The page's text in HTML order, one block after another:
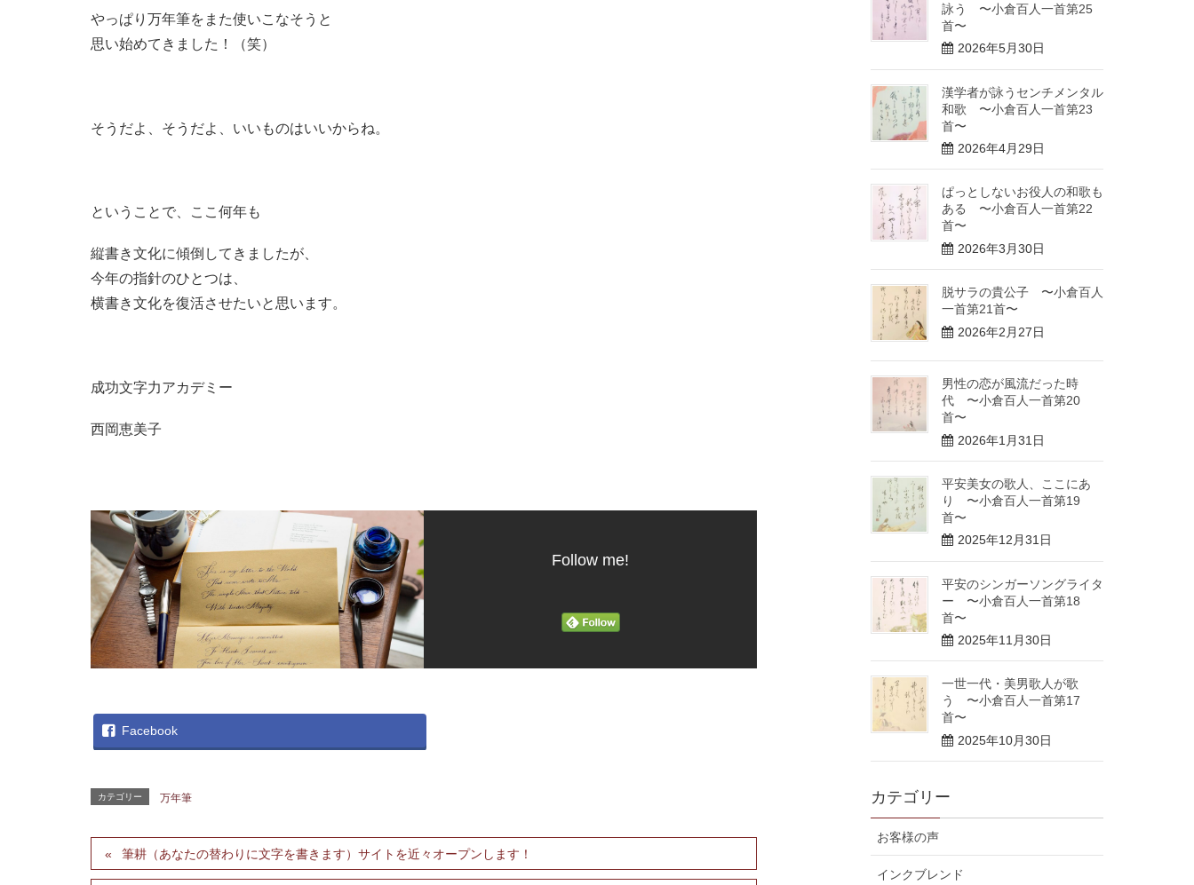
やっぱり万年筆をまた使いこなそうと
思い始めてきました！（笑）
そうだよ、そうだよ、いいものはいいからね。
ということで、ここ何年も
縦書き文化に傾倒してきましたが、
今年の指針のひとつは、
横書き文化を復活させたいと思います。
成功文字力アカデミー
西岡恵美子
Follow me!
Facebook
カテゴリー 万年筆
筆耕（あなたの替わりに文字を書きます）サイトを近々オープンします！
詠う 〜小倉百人一首第25
首〜
2026年5月30日
漢学者が詠うセンチメンタル
和歌 〜小倉百人一首第23
首〜
2026年4月29日
ぱっとしないお役人の和歌も
ある 〜小倉百人一首第22
首〜
2026年3月30日
脱サラの貴公子 〜小倉百人
一首第21首〜
2026年2月27日
男性の恋が風流だった時
代 〜小倉百人一首第20
首〜
2026年1月31日
平安美女の歌人、ここにあ
り 〜小倉百人一首第19
首〜
2025年12月31日
平安のシンガーソングライタ
ー 〜小倉百人一首第18
首〜
2025年11月30日
一世一代・美男歌人が歌
う 〜小倉百人一首第17
首〜
2025年10月30日
カテゴリー
お客様の声
インクブレンド